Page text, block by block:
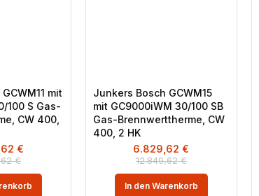
mit
100 S Gas-
CW 400,
€
€
Junkers Bosch GCWM15
mit GC9000iWM 30/100 SB
Gas-Brennwerttherme, CW
400, 2 HK
12.849,62€
6.829,62 €
In den Warenkorb